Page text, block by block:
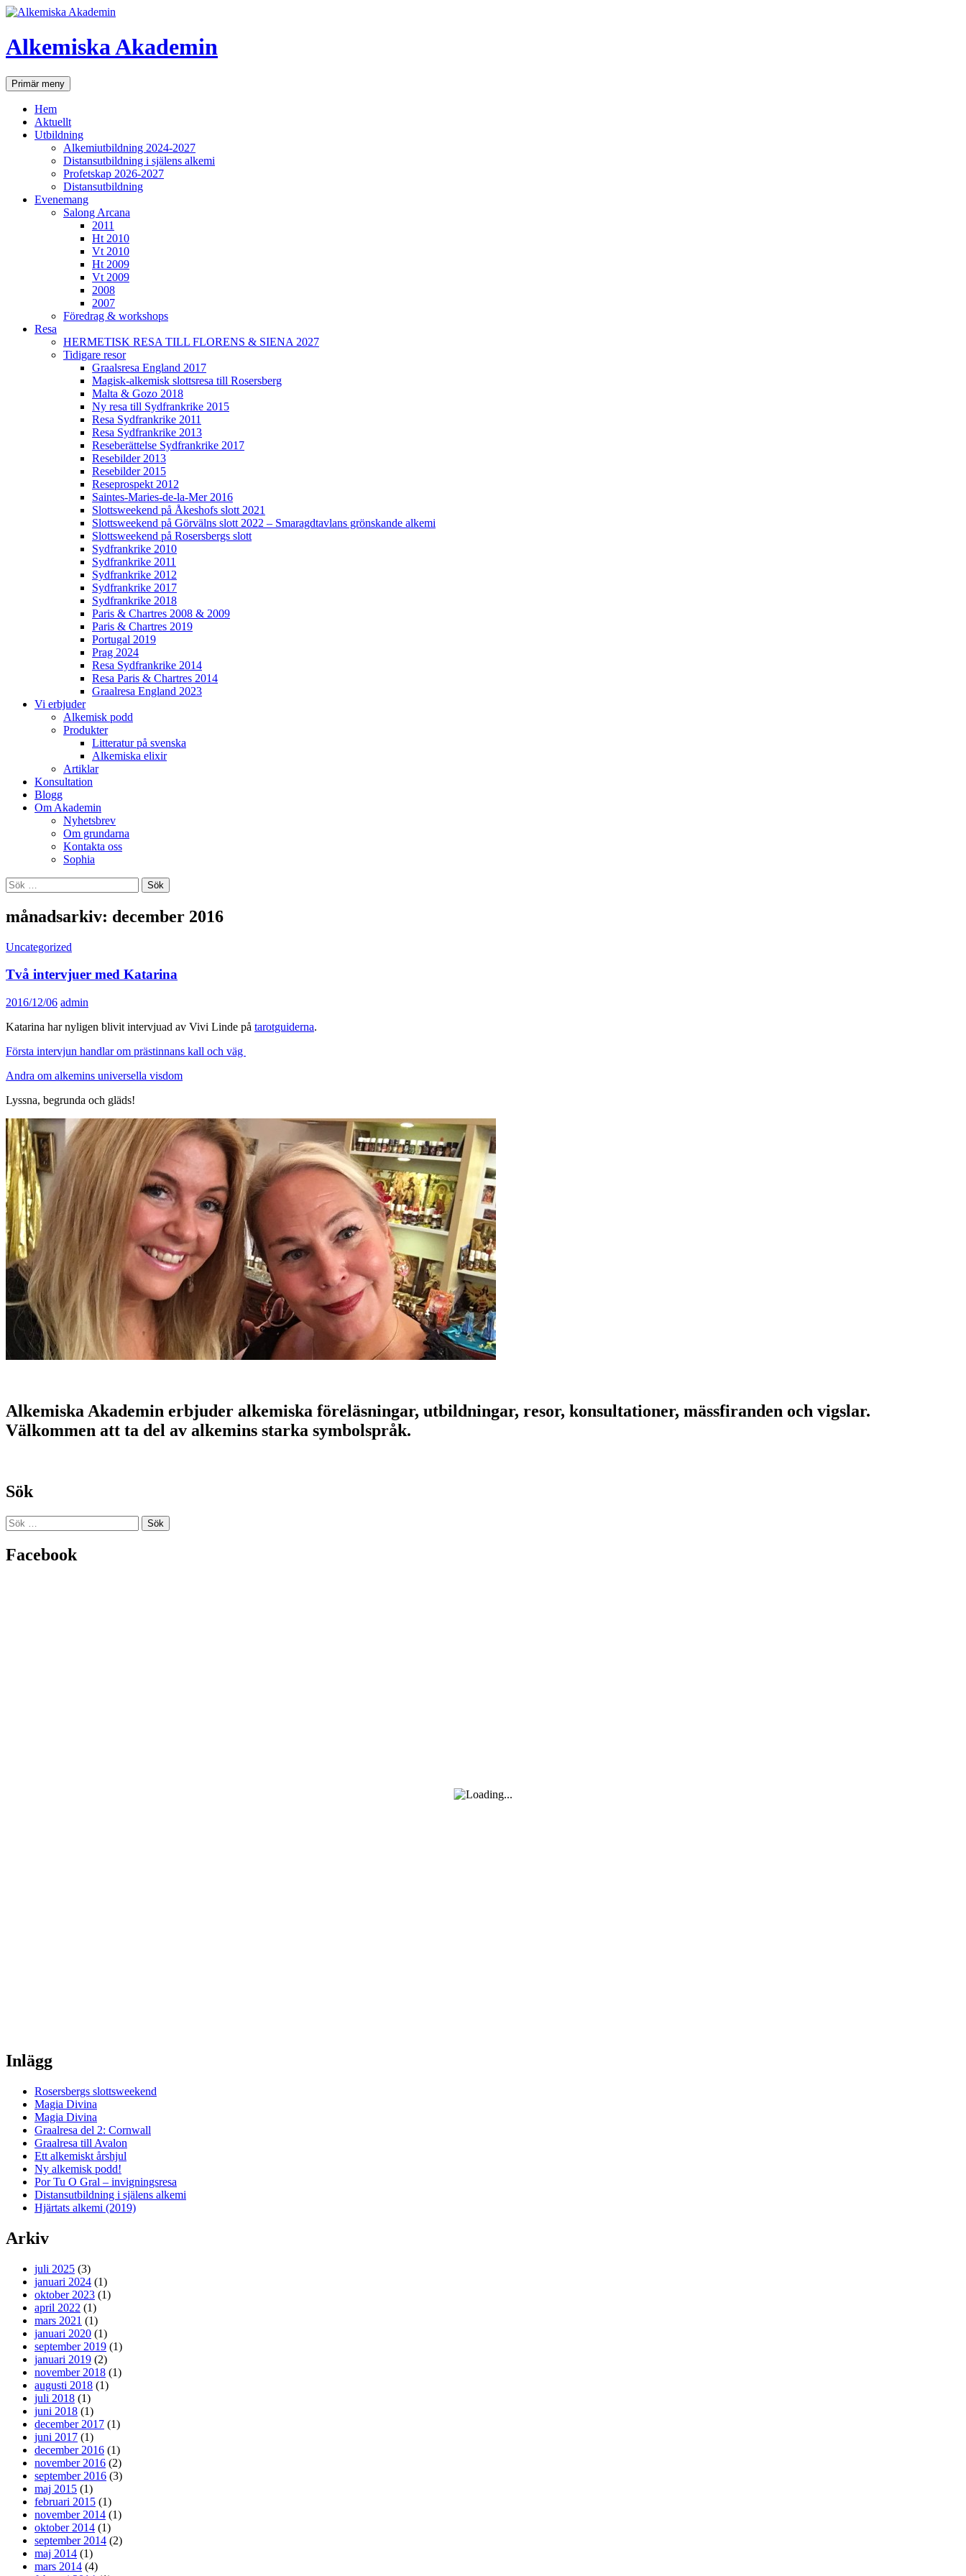
Hoppa
innehåll
Alkemiska Akademin
SökPrimär meny
Hem
Aktuellt
Utbildning
Alkemiutbildning 2024-2027
Distansutbildning i själens alkemi
Profetskap 2026-2027
Distansutbildning
Evenemang
Salong Arcana
2011
Ht 2010
Vt 2010
Ht 2009
Vt 2009
2008
2007
Föredrag & workshops
Resa
HERMETISK RESA TILL FLORENS & SIENA 2027
Tidigare resor
Graalsresa England 2017
Magisk-alkemisk slottsresa till Rosersberg
Malta & Gozo 2018
Ny resa till Sydfrankrike 2015
Resa Sydfrankrike 2011
Resa Sydfrankrike 2013
Reseberättelse Sydfrankrike 2017
Resebilder 2013
Resebilder 2015
Reseprospekt 2012
Saintes-Maries-de-la-Mer 2016
Slottsweekend på Åkeshofs slott 2021
Slottsweekend på Görvälns slott 2022 – Smaragdtavlans grönskande alkemi
Slottsweekend på Rosersbergs slott
Sydfrankrike 2010
Sydfrankrike 2011
Sydfrankrike 2012
Sydfrankrike 2017
Sydfrankrike 2018
Paris & Chartres 2008 & 2009
Paris & Chartres 2019
Portugal 2019
Prag 2024
Resa Sydfrankrike 2014
Resa Paris & Chartres 2014
Graalresa England 2023
Vi erbjuder
Alkemisk podd
Produkter
Litteratur på svenska
Alkemiska elixir
Artiklar
Konsultation
Blogg
Om Akademin
Nyhetsbrev
Om grundarna
Kontakta oss
Sophia
Sök
efter:
månadsarkiv: december 2016
Uncategorized
Två intervjuer med Katarina
2016/12/06 admin
Katarina har nyligen blivit intervjuad av Vivi Linde på tarotguiderna.
Första intervjun handlar om prästinnans kall och väg
Andra om alkemins universella visdom
Lyssna, begrunda och gläds!
Alkemiska Akademin erbjuder alkemiska föreläsningar, utbildningar, resor, konsultationer, mässfiranden och vigslar.
Välkommen att ta del av alkemins starka symbolspråk.
Sök
Sök
efter:
Facebook
Inlägg
Rosersbergs slottsweekend
Magia Divina
Magia Divina
Graalresa del 2: Cornwall
Graalresa till Avalon
Ett alkemiskt årshjul
Ny alkemisk podd!
Por Tu O Gral – invigningsresa
Distansutbildning i själens alkemi
Hjärtats alkemi (2019)
Arkiv
juli 2025 (3)
januari 2024 (1)
oktober 2023 (1)
april 2022 (1)
mars 2021 (1)
januari 2020 (1)
september 2019 (1)
januari 2019 (2)
november 2018 (1)
augusti 2018 (1)
juli 2018 (1)
juni 2018 (1)
december 2017 (1)
juni 2017 (1)
december 2016 (1)
november 2016 (2)
september 2016 (3)
maj 2015 (1)
februari 2015 (1)
november 2014 (1)
oktober 2014 (1)
september 2014 (2)
maj 2014 (1)
mars 2014 (4)